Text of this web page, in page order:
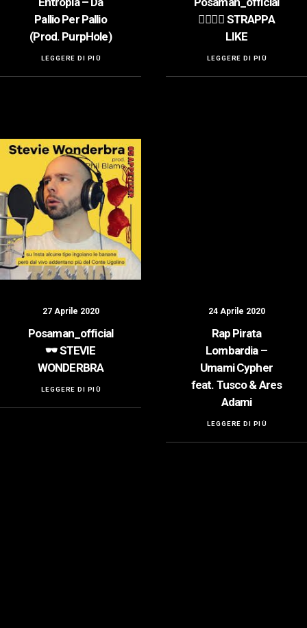
Pallio Per Pallio
(Prod. PurpHole)
LEGGERE DI PIÙ
👍🏻👍🏻 STRAPPA
LIKE
LEGGERE DI PIÙ
27 Aprile 2020
Posaman_official
🕶️ STEVIE
WONDERBRA
LEGGERE DI PIÙ
24 Aprile 2020
Rap Pirata
Lombardia –
Umami Cypher
feat. Tusco & Ares
Adami
LEGGERE DI PIÙ